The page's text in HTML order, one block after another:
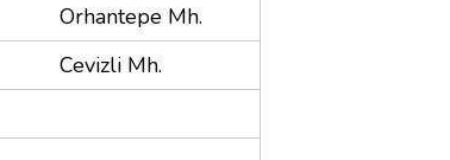
Orhantepe Mh.
Cevizli Mh.